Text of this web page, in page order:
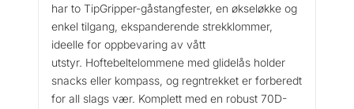
har to TipGripper-gåstangfester, en økseløkke og
enkel tilgang, ekspanderende strekklommer,
ideelle for oppbevaring av vått
utstyr. Hoftebeltelommene med glidelås holder
snacks eller kompass, og regntrekket er forberedt
for all slags vær. Komplett med en robust 70D-